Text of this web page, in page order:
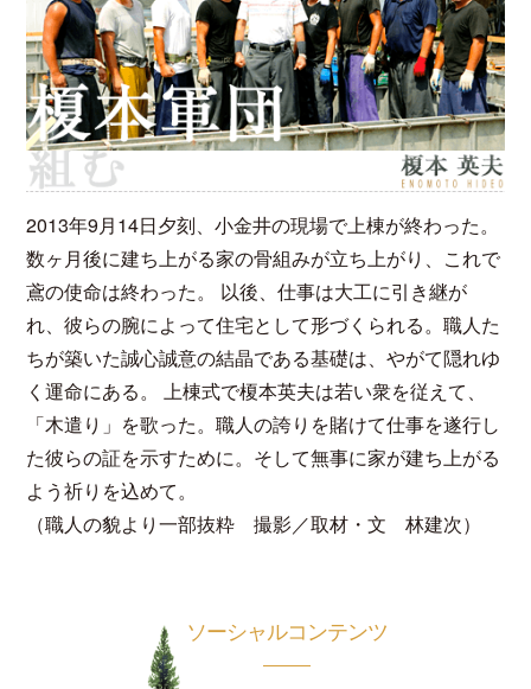
2013年9月14日夕刻、小金井の現場で上棟が終わった。
数ヶ月後に建ち上がる家の骨組みが立ち上がり、これで
鳶の使命は終わった。 以後、仕事は大工に引き継が
れ、彼らの腕によって住宅として形づくられる。職人た
ちが築いた誠心誠意の結晶である基礎は、やがて隠れゆ
く運命にある。 上棟式で榎本英夫は若い衆を従えて、
「木遣り」を歌った。職人の誇りを賭けて仕事を遂行し
た彼らの証を示すために。そして無事に家が建ち上がる
よう祈りを込めて。
（職人の貌より一部抜粋 撮影／取材・文 林建次）
ソーシャルコンテンツ